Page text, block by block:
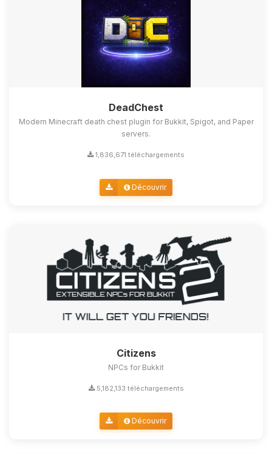
DeadChest
Modern Minecraft death chest plugin for Bukkit, Spigot, and Paper
servers.
1,836,671 téléchargements
Découvrir
Citizens
NPCs for Bukkit
5,182,133 téléchargements
Découvrir